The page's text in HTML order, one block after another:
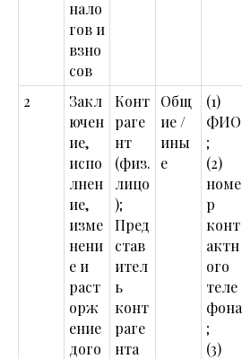
нало
гов и
взно
сов
2
Закл
ючен
ие,
испо
лнен
ие,
изме
нени
е и
раст
орж
ение
дого
Конт
раге
нт
(физ.
лицо
);
Пред
став
ител
ь
конт
раге
нта
Общ
ие /
ины
е
(1)
ФИО
;
(2)
номе
р
конт
актн
ого
теле
фона
;
(3)